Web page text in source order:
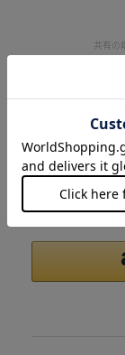
共有の
Amazonアカウン